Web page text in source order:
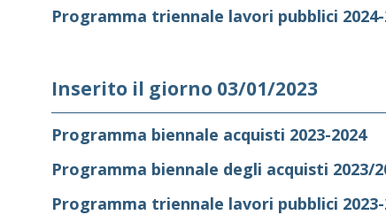
Programma triennale lavori pubblici 2024-
Inserito il giorno 03/01/2023
Programma biennale acquisti 2023-2024
Programma biennale degli acquisti 2023/
Programma triennale lavori pubblici 2023-